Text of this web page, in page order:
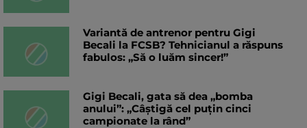
Variantă de antrenor pentru Gigi
Becali la FCSB? Tehnicianul a răspuns
fabulos: „Să o luăm sincer!”
Gigi Becali, gata să dea „bomba
anului”: „Câștigă cel puțin cinci
campionate la rând”